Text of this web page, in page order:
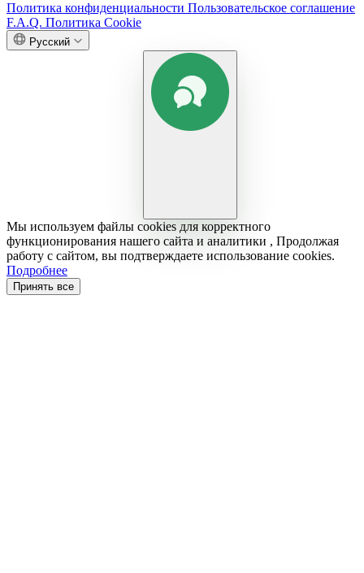
Политика конфиденциальности Пользовательское соглашение
F.A.Q. Политика Cookie
Русский
Мы используем файлы cookies для корректного
функционирования нашего сайта и аналитики , Продолжая
работу с сайтом, вы подтверждаете использование cookies.
Подробнее
Принять все